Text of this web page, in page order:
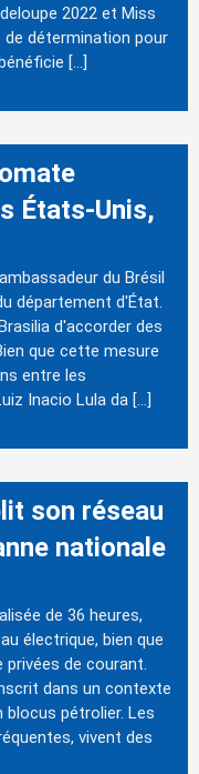
2022 et Miss
de détermination pour
[…]
États-Unis,
du Brésil
département d'État.
d'accorder des
que cette mesure
entre les
Inacio Lula da […]
son réseau
nationale
de 36 heures,
électrique, bien que
de courant.
dans un contexte
blocus pétrolier. Les
vivent des